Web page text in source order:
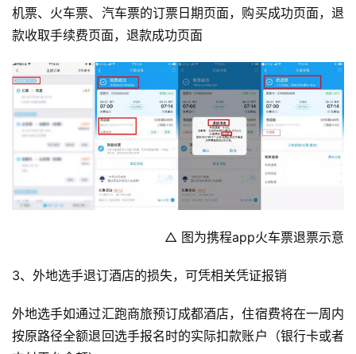
机票、火车票、汽车票的订票日期页面，购买成功页面，退
款收取手续费页面，退款成功页面
△ 图为携程app火车票退票示意
3、外地选手退订酒店的损失，可凭相关凭证报销
外地选手如通过汇跑商旅预订成都酒店，住宿费将在一周内
按原路径全额退回选手报名时的实际扣款账户（银行卡或者